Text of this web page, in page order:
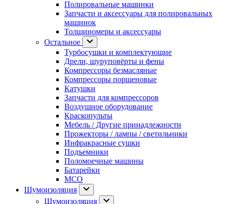
Полировальные машинки
Запчасти и аксессуары для полировальных
машинок
Толщиномеры и аксессуары
Остальное
Турбосушки и комплектующие
Дрели, шуруповёрты и фены
Компрессоры безмасляные
Компрессоры поршеновые
Катушки
Запчасти для компрессоров
Воздушное оборудование
Краскопульты
Мебель / Другие принадлежности
Прожекторы / лампы / светильники
Инфракрасные сушки
Подъемники
Поломоечные машины
Батарейки
МСО
Шумоизоляция
Шумоизоляция